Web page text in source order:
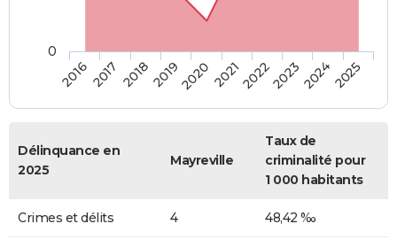
20162017 20182019202020212022202320242025
0
Délinquance en
2025
Mayreville
Taux de
criminalité pour
1 000 habitants
Crimes et délits 4 48,42 ‰